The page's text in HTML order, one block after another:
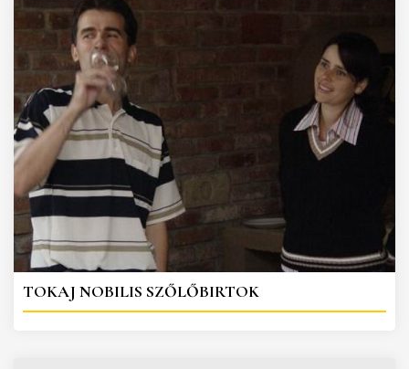
TOKAJ NOBILIS SZŐLŐBIRTOK